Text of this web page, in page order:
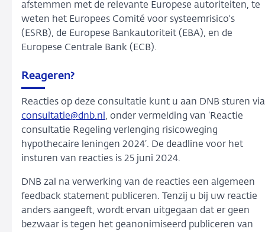
afstemmen met de relevante Europese autoriteiten, te
weten het Europees Comité voor systeemrisico's
(ESRB), de Europese Bankautoriteit (EBA), en de
Europese Centrale Bank (ECB).
Reageren?
Reacties op deze consultatie kunt u aan DNB sturen via
consultatie@dnb.nl, onder vermelding van ‘Reactie
consultatie Regeling verlenging risicoweging
hypothecaire leningen 2024’. De deadline voor het
insturen van reacties is 25 juni 2024.
DNB zal na verwerking van de reacties een algemeen
feedback statement publiceren. Tenzij u bij uw reactie
anders aangeeft, wordt ervan uitgegaan dat er geen
bezwaar is tegen het geanonimiseerd publiceren van